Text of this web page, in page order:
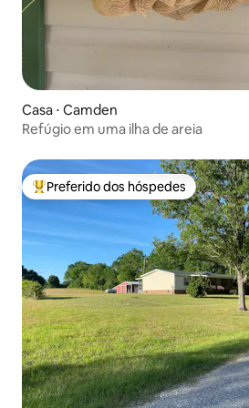
Casa ⋅ Camden
Refúgio em uma ilha de areia
Entre os melhores preferidos dos
Preferido dos hóspedes